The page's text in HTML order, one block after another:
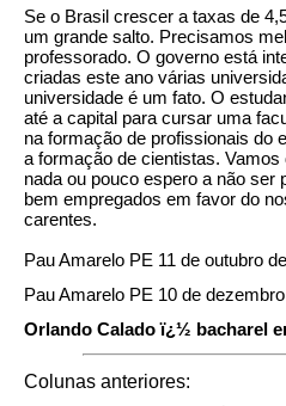
Se o Brasil crescer a taxas de
um grande salto. Precisamos
professorado. O governo está
criadas este ano várias
universidade é um fato. O
até a capital para cursar uma
na formação de profissionais do
a formação de cientistas.
nada ou pouco espero a não
bem empregados em favor do
carentes.
Pau Amarelo PE 11 de outubro
Pau Amarelo PE 10 de
Orlando Calado ï¿½ bacharel
Colunas anteriores: